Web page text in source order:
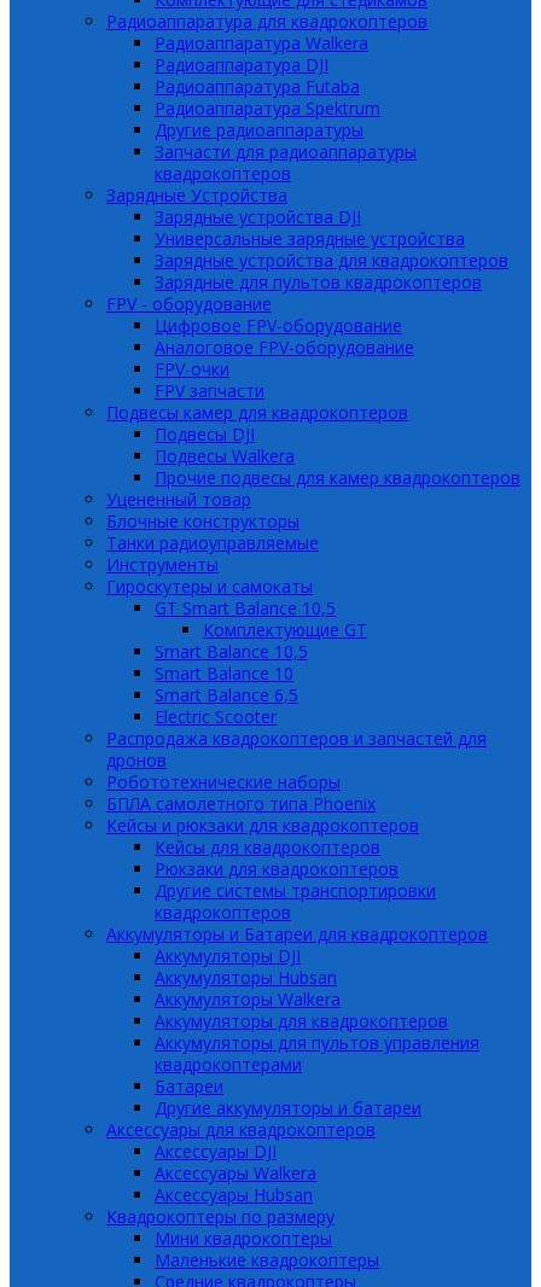
Радиоаппаратура для квадрокоптеров
Радиоаппаратура Walkera
Радиоаппаратура DJI
Радиоаппаратура Futaba
Радиоаппаратура Spektrum
Другие радиоаппаратуры
Запчасти для радиоаппаратуры
квадрокоптеров
Зарядные Устройства
Зарядные устройства DJI
Универсальные зарядные устройства
Зарядные устройства для квадрокоптеров
Зарядные для пультов квадрокоптеров
FPV - оборудование
Цифровое FPV-оборудование
Аналоговое FPV-оборудование
FPV-очки
FPV запчасти
Подвесы камер для квадрокоптеров
Подвесы DJI
Подвесы Walkera
Прочие подвесы для камер квадрокоптеров
Уцененный товар
Блочные конструкторы
Танки радиоуправляемые
Инструменты
Гироскутеры и самокаты
GT Smart Balance 10,5
Комплектующие GT
Smart Balance 10,5
Smart Balance 10
Smart Balance 6,5
Electric Scooter
Распродажа квадрокоптеров и запчастей для
дронов
Робототехнические наборы
БПЛА самолетного типа Phoenix
Кейсы и рюкзаки для квадрокоптеров
Кейсы для квадрокоптеров
Рюкзаки для квадрокоптеров
Другие системы транспортировки
квадрокоптеров
Аккумуляторы и Батареи для квадрокоптеров
Аккумуляторы DJI
Аккумуляторы Hubsan
Аккумуляторы Walkera
Аккумуляторы для квадрокоптеров
Аккумуляторы для пультов управления
квадрокоптерами
Батареи
Другие аккумуляторы и батареи
Аксессуары для квадрокоптеров
Аксессуары DJI
Аксессуары Walkera
Аксессуары Hubsan
Квадрокоптеры по размеру
Мини квадрокоптеры
Маленькие квадрокоптеры
Средние квадрокоптеры